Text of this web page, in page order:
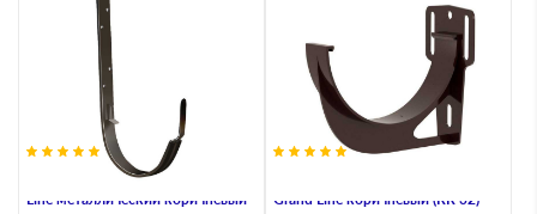
Кронштейн желоба ПВХ Grand
Line металлический коричневый
Grand Line коричневый (RR 32)